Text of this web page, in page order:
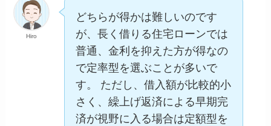
Hiro
どちらが得かは難しいのです
が、長く借りる住宅ローンでは
普通、金利を抑えた方が得なの
で定率型を選ぶことが多いで
す。 ただし、借入額が比較的小
さく、繰上げ返済による早期完
済が視野に入る場合は定額型を